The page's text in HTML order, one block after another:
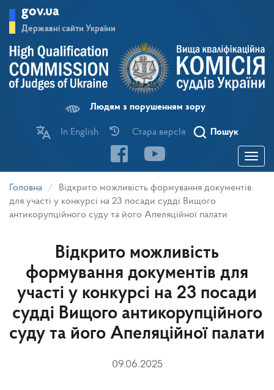
основного
матеріалу
gov.ua
Державні сайти України
Людям з порушенням зору
In English Стара версІя Пошук
Toggle
Головна
Відкрито можливість формування документів
для участі у конкурсі на 23 посади судді Вищого
антикорупційного суду та його Апеляційної палати
Відкрито можливість
формування документів для
участі у конкурсі на 23 посади
судді Вищого антикорупційного
суду та його Апеляційної палати
09.06.2025